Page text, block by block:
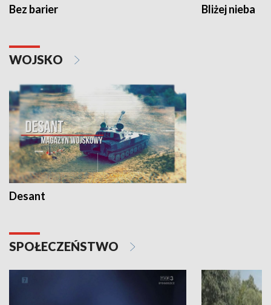
Bez barier Bliżej nieba
WOJSKO
Desant
SPOŁECZEŃSTWO